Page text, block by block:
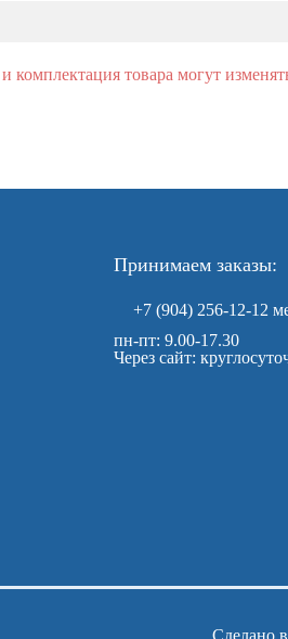
комплектация товара могут
Принимаем заказы:
+7 (904) 256-12-12
пн-пт: 9.00-17.30
Через сайт:
Сделано